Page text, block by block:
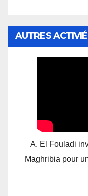
AUTRES
A. El Fouladi
Maghribia pour